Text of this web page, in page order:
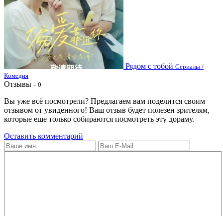
Рядом с тобой Сериалы /
Комедия
Отзывы - 0
Вы уже всё посмотрели? Предлагаем вам поделится своим
отзывом от увиденного! Ваш отзыв будет полезен зрителям,
которые еще только собираются посмотреть эту дораму.
Оставить комментарий